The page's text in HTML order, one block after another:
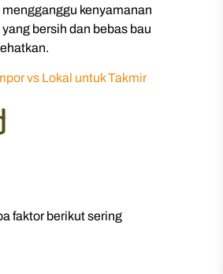
kenyamanan
bersih dan bebas bau
vs Lokal untuk Takmir
faktor berikut sering